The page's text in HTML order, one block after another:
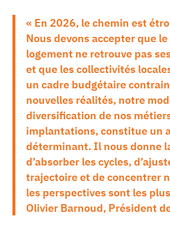
« En 2026, le chemin est
Nous devons accepter que
logement ne retrouve pas
et que les collectivités
un cadre budgétaire
nouvelles réalités, notre
diversification de nos
implantations, constitue un
déterminant. Il nous donne
d’absorber les cycles,
trajectoire et de concentrer
les perspectives sont les
Olivier Barnoud, Président